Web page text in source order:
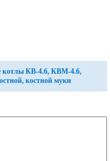
котлы КВ-4.6, КВМ-4.6,
костной муки